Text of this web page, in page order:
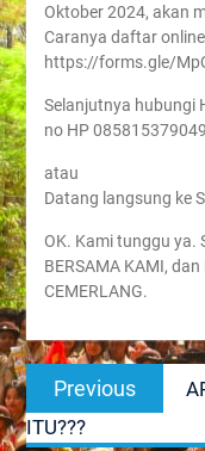
Oktober 2024, akan
Caranya daftar
https://forms.gle/
Selanjutnya hubungi
no HP 085815379049
atau
Datang langsung ke
OK. Kami tunggu ya.
BERSAMA KAMI, dan
CEMERLANG.
Post
navigation
Previous
ITU???